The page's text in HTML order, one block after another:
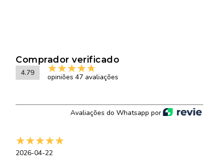
Comprador verificado
4.79 opiniões 47 avaliações
Avaliações do Whatsapp por
2026-04-22